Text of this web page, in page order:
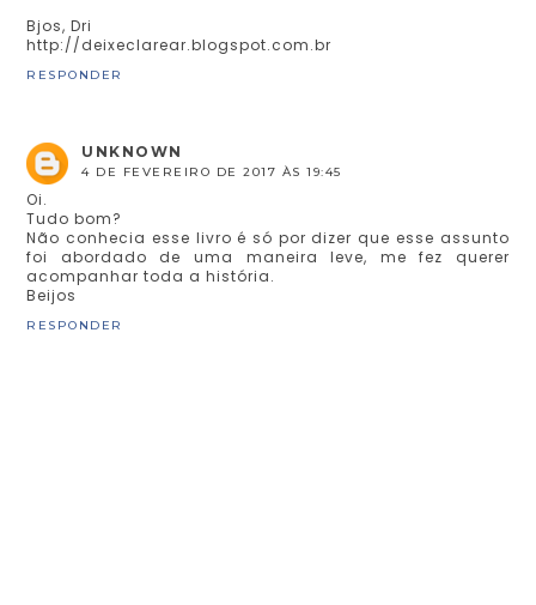
Bjos, Dri
http://deixeclarear.blogspot.com.br
RESPONDER
UNKNOWN
4 DE FEVEREIRO DE 2017 ÀS 19:45
Oi.
Tudo bom?
Não conhecia esse livro é só por dizer que esse assunto
foi abordado de uma maneira leve, me fez querer
acompanhar toda a história.
Beijos
RESPONDER